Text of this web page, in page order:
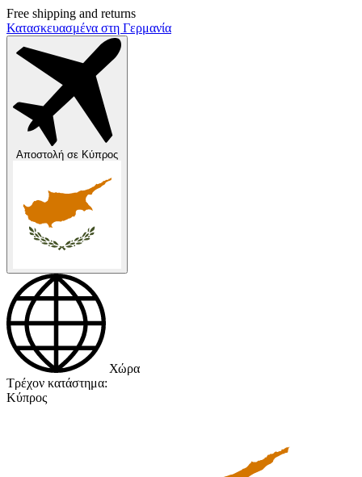
Free shipping and returns
Κατασκευασμένα στη Γερμανία
Αποστολή σε Κύπρος
Χώρα
Τρέχον κατάστημα:
Κύπρος